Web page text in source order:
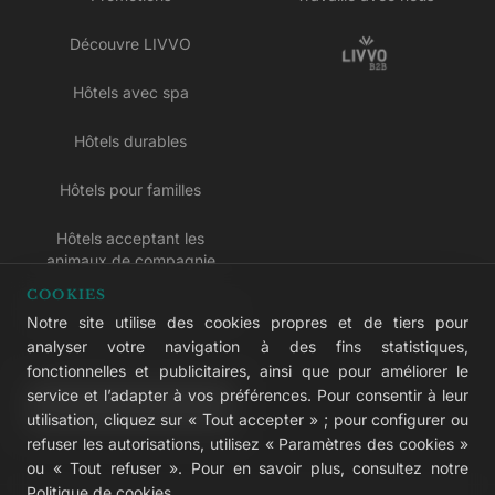
Découvre LIVVO
Hôtels avec spa
Hôtels durables
Hôtels pour familles
Hôtels acceptant les
animaux de compagnie
Hôtels tout compris
LIVVO Plus
COOKIES
Notre site utilise des cookies propres et de tiers pour
analyser votre navigation à des fins statistiques,
fonctionnelles et publicitaires, ainsi que pour améliorer le
service et l’adapter à vos préférences. Pour consentir à leur
utilisation, cliquez sur « Tout accepter » ; pour configurer ou
refuser les autorisations, utilisez « Paramètres des cookies »
ou « Tout refuser ». Pour en savoir plus, consultez notre